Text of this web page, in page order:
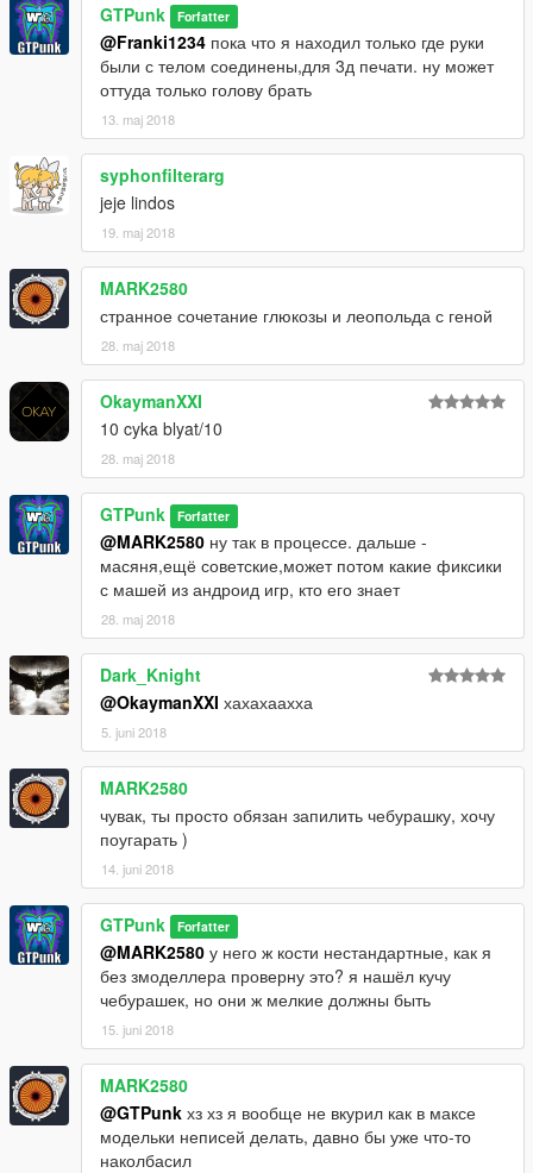
GTPunk Forfatter
@Franki1234 пока что я находил только где руки
были с телом соединены,для 3д печати. ну может
оттуда только голову брать
13. maj 2018
syphonfilterarg
jeje lindos
19. maj 2018
MARK2580
странное сочетание глюкозы и леопольда с геной
28. maj 2018
OkaymanXXI
10 cyka blyat/10
28. maj 2018
GTPunk Forfatter
@MARK2580 ну так в процессе. дальше -
масяня,ещё советские,может потом какие фиксики
с машей из андроид игр, кто его знает
28. maj 2018
Dark_Knight
@OkaymanXXI хахахаахха
5. juni 2018
MARK2580
чувак, ты просто обязан запилить чебурашку, хочу
поугарать )
14. juni 2018
GTPunk Forfatter
@MARK2580 у него ж кости нестандартные, как я
без змоделлера проверну это? я нашёл кучу
чебурашек, но они ж мелкие должны быть
15. juni 2018
MARK2580
@GTPunk хз хз я вообще не вкурил как в максе
модельки неписей делать, давно бы уже что-то
наколбасил